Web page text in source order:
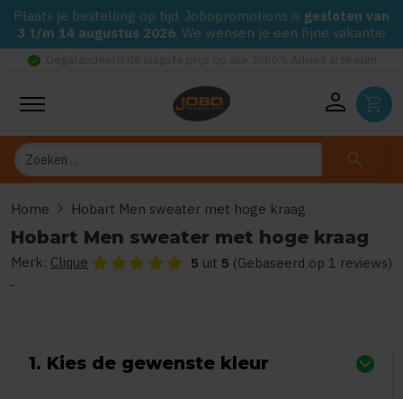
Plaats je bestelling op tijd. Jobopromotions is gesloten van
3 t/m 14 augustus 2026. We wensen je een fijne vakantie
check_circle
person shopping_cart
Zoeken search
Home chevron_right Hobart Men sweater met hoge kraag
Hobart Men sweater met hoge kraag
Merk: Clique De beoordeling van dit product is5 van de 5
5 uit 5 (Gebaseerd op 1 reviews)
1. Kies de gewenste kleur